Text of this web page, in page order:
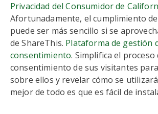
Privacidad del Consumidor de
Afortunadamente, el cumplimiento
puede ser más sencillo si se
de ShareThis. Plataforma de gestión
consentimiento. Simplifica el
consentimiento de sus visitantes
sobre ellos y revelar cómo se
mejor de todo es que es fácil de